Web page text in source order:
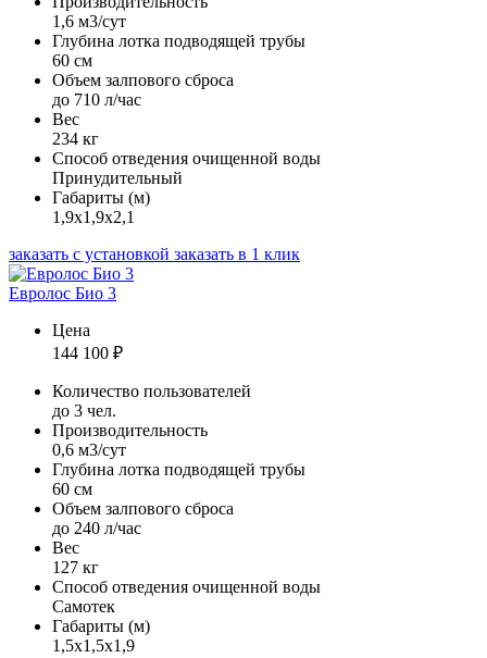
1,6 м3/сут
Глубина лотка подводящей трубы
60 см
Объем залпового сброса
до 710 л/час
Вес
234 кг
Способ отведения очищенной воды
Принудительный
Габариты (м)
1,9х1,9х2,1
заказать с установкой заказать в 1 клик
Евролос Био 3
Цена
144 100 ₽
Количество пользователей
до 3 чел.
Производительность
0,6 м3/сут
Глубина лотка подводящей трубы
60 см
Объем залпового сброса
до 240 л/час
Вес
127 кг
Способ отведения очищенной воды
Самотек
Габариты (м)
1,5х1,5х1,9